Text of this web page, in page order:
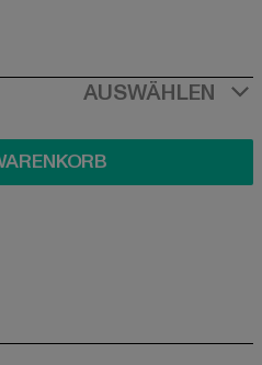
AUSWÄHLEN